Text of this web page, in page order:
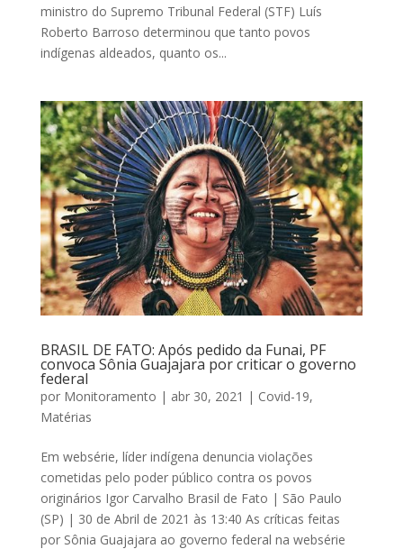
ministro do Supremo Tribunal Federal (STF) Luís
Roberto Barroso determinou que tanto povos
indígenas aldeados, quanto os...
BRASIL DE FATO: Após pedido da Funai, PF
convoca Sônia Guajajara por criticar o governo
federal
por Monitoramento | abr 30, 2021 | Covid-19,
Matérias
Em websérie, líder indígena denuncia violações
cometidas pelo poder público contra os povos
originários Igor Carvalho Brasil de Fato | São Paulo
(SP) | 30 de Abril de 2021 às 13:40 As críticas feitas
por Sônia Guajajara ao governo federal na websérie